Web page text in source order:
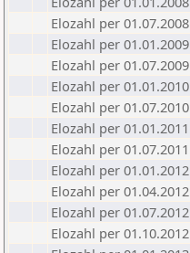
Elozahl per 01.07.2008
Elozahl per 01.01.2009
Elozahl per 01.07.2009
Elozahl per 01.01.2010
Elozahl per 01.07.2010
Elozahl per 01.01.2011
Elozahl per 01.07.2011
Elozahl per 01.01.2012
Elozahl per 01.04.2012
Elozahl per 01.07.2012
Elozahl per 01.10.2012